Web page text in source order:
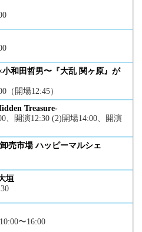
和田哲男〜『大乱 関ヶ原』が
（開場12:45）
Treasure-
、開演12:30 (2)開場14:00、開演
売市場 ハッピーマルシェ
垣
〜16:00